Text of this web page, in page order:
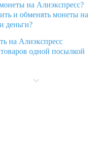
на Алиэкспресс?
и обменять монеты на
деньги?
на Алиэкспресс
товаров одной посылкой
и что делать?